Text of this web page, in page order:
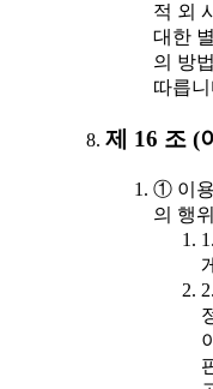
적 외
대한
의 방
따릅
제 16 조 (
① 이용
의 행